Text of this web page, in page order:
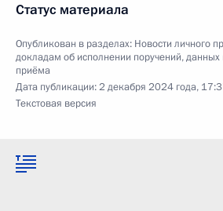
Статус материала
Опубликован в разделах: Новости личного
докладам об исполнении поручений, данных
приёма
Дата публикации:2 декабря 2024 года,
Текстовая версия